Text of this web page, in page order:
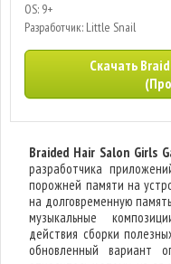
OS: 9+
Разработчик: Little Snail
Скачать
Braided Hair Salon Girls
разработчика
порожней памяти на
на долговременную
музыкальные
действия сборки
обновленный вариант